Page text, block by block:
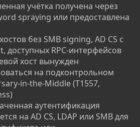
учётка получена через
spraying или предоставлена
без SMB signing, AD CS с
доступных RPC-интерфейсов
хост вынужден
на подконтрольном
in-the-Middle (T1557,
аутентификация
на AD CS, LDAP или SMB для